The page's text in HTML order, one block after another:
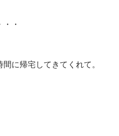
・
に帰宅してきてくれて。